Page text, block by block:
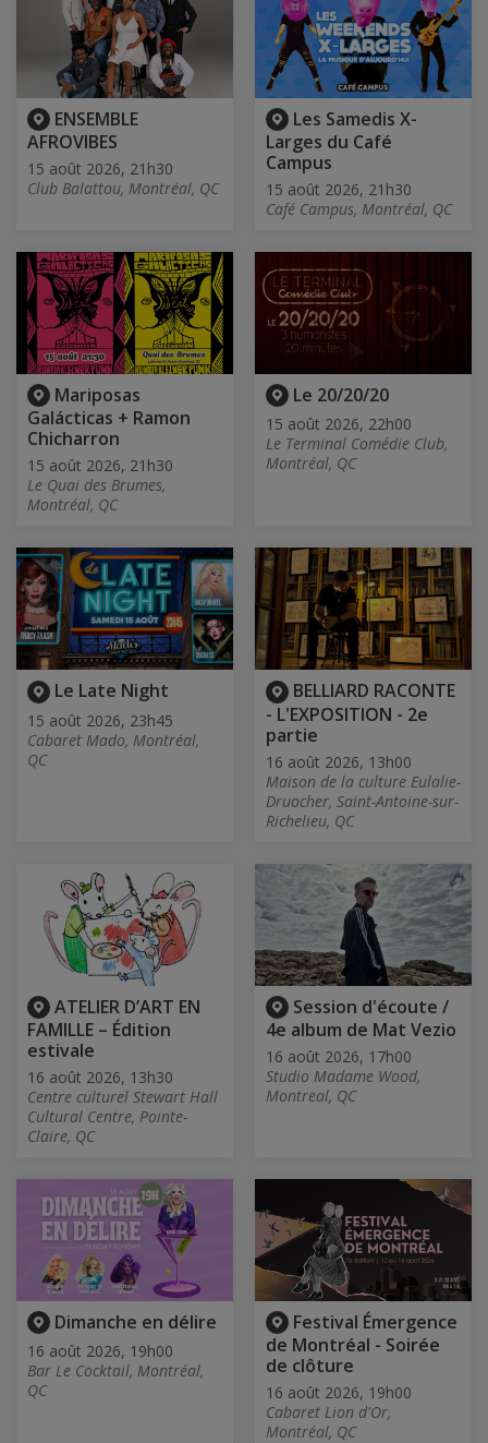
ENSEMBLE
AFROVIBES
15 août 2026, 21h30
Club Balattou, Montréal, QC
Les Samedis X-
Larges du Café
Campus
15 août 2026, 21h30
Café Campus, Montréal, QC
Mariposas
Galácticas + Ramon
Chicharron
15 août 2026, 21h30
Le Quai des Brumes,
Montréal, QC
Le 20/20/20
15 août 2026, 22h00
Le Terminal Comédie Club,
Montréal, QC
Le Late Night
15 août 2026, 23h45
Cabaret Mado, Montréal,
QC
BELLIARD RACONTE
- L'EXPOSITION - 2e
partie
16 août 2026, 13h00
Maison de la culture Eulalie-
Druocher, Saint-Antoine-sur-
Richelieu, QC
ATELIER D’ART EN
FAMILLE – Édition
estivale
16 août 2026, 13h30
Centre culturel Stewart Hall
Cultural Centre, Pointe-
Claire, QC
Session d'écoute /
4e album de Mat Vezio
16 août 2026, 17h00
Studio Madame Wood,
Montreal, QC
Dimanche en délire
16 août 2026, 19h00
Bar Le Cocktail, Montréal,
QC
Festival Émergence
de Montréal - Soirée
de clôture
16 août 2026, 19h00
Cabaret Lion d'Or,
Montréal, QC